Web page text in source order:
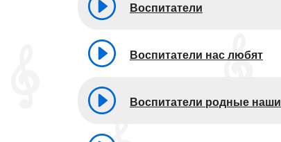
Воспитатели
Воспитатели нас любят
Воспитатели родные наши